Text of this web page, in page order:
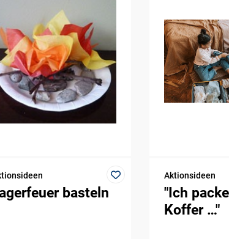
basteln
Aktionsideen
"Ich
Koffer …"